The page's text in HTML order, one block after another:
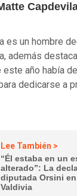
es un hombre
además
este año había
dedicarse a
Lee También >
“Él estaba en un
alterado”: La
diputada Orsini
Valdivia